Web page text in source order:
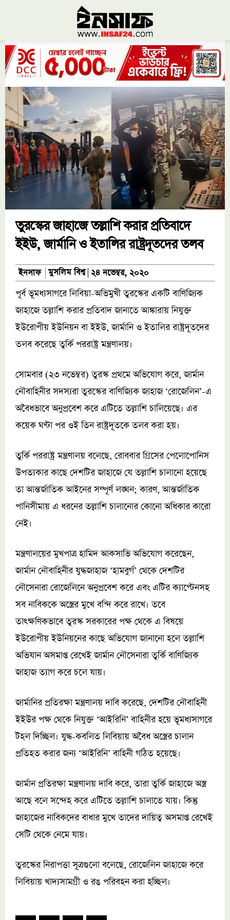
তুরস্কের জাহাজে তল্লাশি করার প্রতিবাদে
ইইউ, জার্মানি ও ইতালির রাষ্ট্রদূতদের তলব
ইনসাফ মুসলিম বিশ্ব ২৪ নভেম্বর, ২০২০
পূর্ব ভূমধ্যসাগরে লিবিয়া-অভিমুখী তুরস্কের একটি বাণিজ্যিক
জাহাজে তল্লাশি করার প্রতিবাদ জানাতে আঙ্কারায় নিযুক্ত
ইউরোপীয় ইউনিয়ন বা ইইউ, জার্মানি ও ইতালির রাষ্ট্রদূতদের
তলব করেছে তুর্কি পররাষ্ট্র মন্ত্রণালয়।
সোমবার (২৩ নভেম্বর) তুরস্ক প্রথমে অভিযোগ করে, জার্মান
নৌবাহিনীর সদস্যরা তুরস্কের বাণিজ্যিক জাহাজ ‘রোজেলিন’-এ
অবৈধভাবে অনুপ্রবেশ করে এটিতে তল্লাশি চালিয়েছে। এর
কয়েক ঘণ্টা পর ওই তিন রাষ্ট্রদূতকে তলব করা হয়।
তুর্কি পররাষ্ট্র মন্ত্রণালয় বলেছে, রোববার গ্রিসের পেলোপোনিস
উপত্যকার কাছে দেশটির জাহাজে যে তল্লাশি চালানো হয়েছে
তা আন্তর্জাতিক আইনের সম্পূর্ণ লঙ্ঘন; কারণ, আন্তর্জাতিক
পানিসীমায় এ ধরনের তল্লাশি চালানোর কোনো অধিকার কারো
নেই।
মন্ত্রণালয়ের মুখপাত্র হামিদ আকসাভি অভিযোগ করেছেন,
জার্মান নৌবাহিনীর যুদ্ধজাহাজ ‘হামবুর্গ’ থেকে দেশটির
নৌসেনারা রোজেলিনে অনুপ্রবেশ করে এবং এটির ক্যাপ্টেনসহ
সব নাবিককে অস্ত্রের মুখে বন্দি করে রাখে। তবে
তাৎক্ষণিকভাবে তুরস্ক সরকারের পক্ষ থেকে এ বিষয়ে
ইউরোপীয় ইউনিয়নের কাছে অভিযোগ জানানো হলে তল্লাশি
অভিযান অসমাপ্ত রেখেই জার্মান নৌসেনারা তুর্কি বাণিজ্যিক
জাহাজ ত্যাগ করে চলে যায়।
জার্মানির প্রতিরক্ষা মন্ত্রণালয় দাবি করেছে, দেশটির নৌবাহিনী
ইইউর পক্ষ থেকে নিযুক্ত ‘আইরিনি’ বাহিনীর হয়ে ভূমধ্যসাগরে
টহল দিচ্ছিল। যুদ্ধ-কবলিত লিবিয়ায় অবৈধ অস্ত্রের চালান
প্রতিহত করার জন্য ‘আইরিনি’ বাহিনী গঠিত হয়েছে।
জার্মান প্রতিরক্ষা মন্ত্রণালয় দাবি করে, তারা তুর্কি জাহাজে অস্ত্র
আছে বলে সন্দেহ করে এটিতে তল্লাশি চালাতে যায়। কিন্তু
জাহাজের নাবিকদের বাধার মুখে তাদের দায়িত্ব অসমাপ্ত রেখেই
সেটি থেকে নেমে যায়।
তুরস্কের নিরাপত্তা সূত্রগুলো বলেছে, রোজেলিন জাহাজে করে
লিবিয়ায় খাদ্যসামগ্রী ও রঙ পরিবহন করা হচ্ছিল।